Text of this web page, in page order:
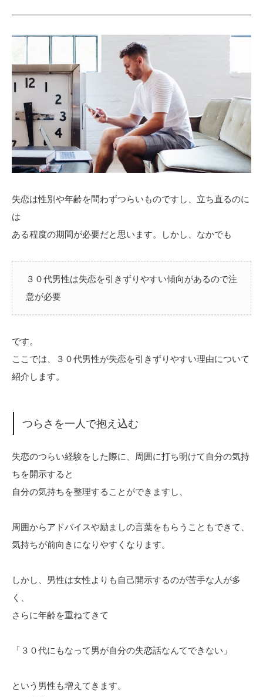
失恋は性別や年齢を問わずつらいものですし、立ち直るのに
は
ある程度の期間が必要だと思います。しかし、なかでも
３０代男性は失恋を引きずりやすい傾向があるので注
意が必要
です。
ここでは、３０代男性が失恋を引きずりやすい理由について
紹介します。
つらさを一人で抱え込む
失恋のつらい経験をした際に、周囲に打ち明けて自分の気持
ちを開示すると
自分の気持ちを整理することができますし、
周囲からアドバイスや励ましの言葉をもらうこともできて、
気持ちが前向きになりやすくなります。
しかし、男性は女性よりも自己開示するのが苦手な人が多
く、
さらに年齢を重ねてきて
「３０代にもなって男が自分の失恋話なんてできない」
という男性も増えてきます。